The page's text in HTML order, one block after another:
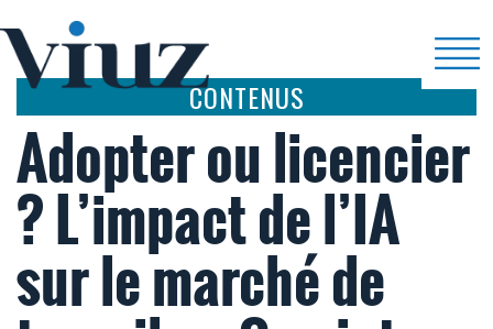
CONTENUS
Adopter ou licencier
? L’impact de l’IA
sur le marché de